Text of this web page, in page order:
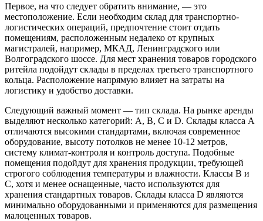
Первое, на что следует обратить внимание, — это
местоположение. Если необходим склад для транспортно-
логистических операций, предпочтение стоит отдать
помещениям, расположенным недалеко от крупных
магистралей, например, МКАД, Ленинградского или
Волгоградского шоссе. Для мест хранения товаров городского
ритейла подойдут склады в пределах третьего транспортного
кольца. Расположение напрямую влияет на затраты на
логистику и удобство доставки.
Следующий важный момент — тип склада. На рынке аренды
выделяют несколько категорий: А, B, C и D. Склады класса А
отличаются высокими стандартами, включая современное
оборудование, высоту потолков не менее 10-12 метров,
систему климат-контроля и контроль доступа. Подобные
помещения подойдут для хранения продукции, требующей
строгого соблюдения температуры и влажности. Классы B и
C, хотя и менее оснащенные, часто используются для
хранения стандартных товаров. Склады класса D являются
минимально оборудованными и применяются для размещения
малоценных товаров.